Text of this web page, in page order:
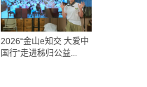
2026“金山e知交 大爱中
国行”走进秭归公益...